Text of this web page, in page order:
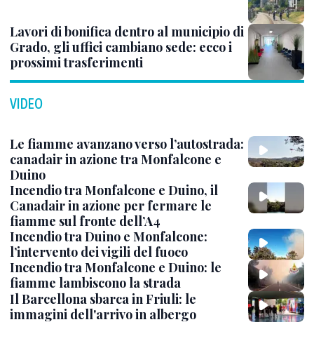
Lavori di bonifica dentro al municipio di
Grado, gli uffici cambiano sede: ecco i
prossimi trasferimenti
VIDEO
Le fiamme avanzano verso l’autostrada:
canadair in azione tra Monfalcone e
Duino
Incendio tra Monfalcone e Duino, il
Canadair in azione per fermare le
fiamme sul fronte dell’A4
Incendio tra Duino e Monfalcone:
l’intervento dei vigili del fuoco
Incendio tra Monfalcone e Duino: le
fiamme lambiscono la strada
Il Barcellona sbarca in Friuli: le
immagini dell'arrivo in albergo